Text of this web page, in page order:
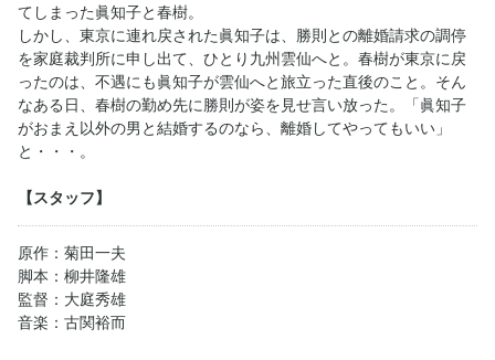
てしまった眞知子と春樹。
しかし、東京に連れ戻された眞知子は、勝則との離婚請求の調停
を家庭裁判所に申し出て、ひとり九州雲仙へと。春樹が東京に戻
ったのは、不遇にも眞知子が雲仙へと旅立った直後のこと。そん
なある日、春樹の勤め先に勝則が姿を見せ言い放った。「眞知子
がおまえ以外の男と結婚するのなら、離婚してやってもいい」
と・・・。
【スタッフ】
原作：菊田一夫
脚本：柳井隆雄
監督：大庭秀雄
音楽：古関裕而